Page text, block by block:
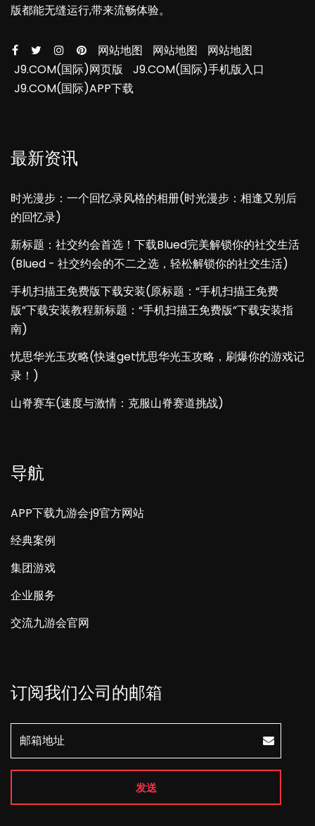
版都能无缝运行,带来流畅体验。
网站地图 网站地图
网站地图
J9.COM(国际)网页版
J9.COM(国际)手机版入口
J9.COM(国际)APP下载
最新资讯
时光漫步：一个回忆录风格的相册(时光漫步：相逢又别后
的回忆录)
新标题：社交约会首选！下载Blued完美解锁你的社交生活
(Blued - 社交约会的不二之选，轻松解锁你的社交生活)
手机扫描王免费版下载安装(原标题：“手机扫描王免费
版”下载安装教程新标题：“手机扫描王免费版”下载安装指
南)
忧思华光玉攻略(快速get忧思华光玉攻略，刷爆你的游戏记
录！)
山脊赛车(速度与激情：克服山脊赛道挑战)
导航
APP下载九游会·j9官方网站
经典案例
集团游戏
企业服务
交流九游会官网
订阅我们公司的邮箱
发送